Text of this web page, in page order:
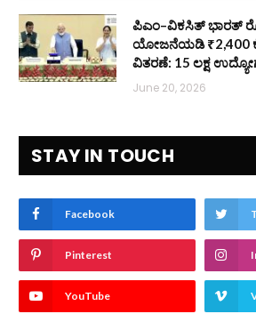
ಪಿಎಂ–ವಿಕಸಿತ್ ಭಾರತ್
ಯೋಜನೆಯಡಿ ₹2,400
ವಿತರಣೆ: 15 ಲಕ್ಷ
June 20, 2026
STAY IN TOUCH
Facebook
Pinterest
YouTube